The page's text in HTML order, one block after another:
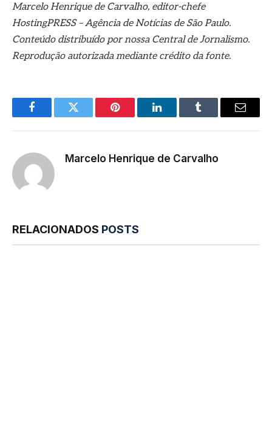
Marcelo Henrique de Carvalho, editor-chefe
HostingPRESS – Agência de Notícias de São Paulo.
Conteúdo distribuído por nossa Central de Jornalismo.
Reprodução autorizada mediante crédito da fonte.
FacebookTwitter Pinterest LinkedInTumblr
E-
Marcelo Henrique de Carvalho
RELACIONADOS POSTS